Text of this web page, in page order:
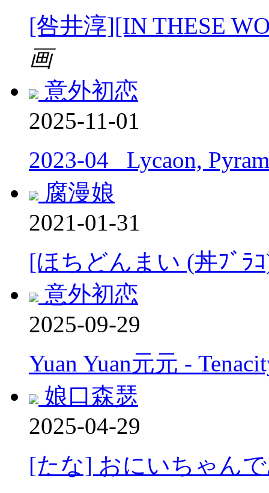
[咎井淳][IN THESE
画
意外初恋
2025-11-01
2023-04_ Lycaon,
腐漫娘
2021-01-31
[ほちどんまい (丼ﾌﾞﾗ
意外初恋
2025-09-29
Yuan Yuan元元 -
娘口森瑟
2025-04-29
[たな] おにいちゃん